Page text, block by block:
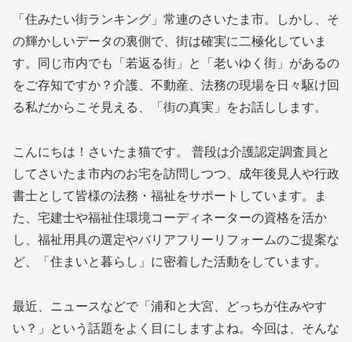
「住みたい街ランキング」常連のさいたま市。しかし、そ
の輝かしいデータの裏側で、街は確実に二極化していま
す。同じ市内でも「若返る街」と「老いゆく街」があるの
をご存知ですか？介護、不動産、法務の現場を日々駆け回
る私だからこそ見える、「街の真実」をお話しします。
こんにちは！さいたま猫です。 普段は介護認定調査員と
してさいたま市内のお宅を訪問しつつ、成年後見人や行政
書士として皆様の法務・福祉をサポートしています。ま
た、宅建士や福祉住環境コーディネーターの資格を活か
し、福祉用具の選定やバリアフリーリフォームのご提案な
ど、「住まいと暮らし」に密着した活動をしています。
最近、ニュースなどで「浦和と大宮、どっちが住みやす
い？」という話題をよく目にしますよね。今回は、そんな